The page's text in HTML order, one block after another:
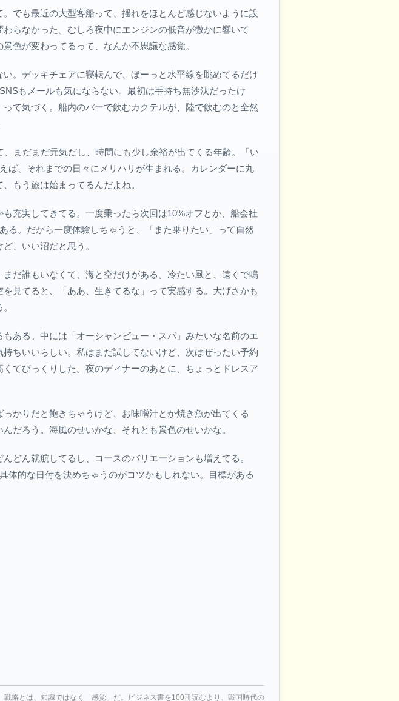
でも最近の大型客船って、揺れをほとんど感じないように設
らなかった。むしろ夜中にエンジンの低音が微かに響いて
色が変わってるって、なんか不思議な感覚。
。デッキチェアに寝転んで、ぼーっと水平線を眺めてるだけ
もメールも気にならない。最初は手持ち無沙汰だったけ
て気づく。船内のバーで飲むカクテルが、陸で飲むのと全然
まだまだ元気だし、時間にも少し余裕が出てくる年齢。「い
ば、それまでの日々にメリハリが生まれる。カレンダーに丸
もう旅は始まってるんだよね。
充実してきてる。一度乗ったら次回は10%オフとか、船会社
る。だから一度体験しちゃうと、「また乗りたい」って自然
、いい沼だと思う。
だ誰もいなくて、海と空だけがある。冷たい風と、遠くで鳴
見てると、「ああ、生きてるな」って実感する。大げさかも
ある。中には「オーシャンビュー・スパ」みたいな名前のエ
ちいいらしい。私はまだ試してないけど、次はぜったい予約
てびっくりした。夜のディナーのあとに、ちょっとドレスア
かりだと飽きちゃうけど、お味噌汁とか焼き魚が出てくる
だろう。海風のせいかな、それとも景色のせいかな。
どん就航してるし、コースのバリエーションも増えてる。
体的な日付を決めちゃうのがコツかもしれない。目標がある
戦略とは、知識ではなく「感覚」だ。ビジネス書を100冊読むより、戦国時代の